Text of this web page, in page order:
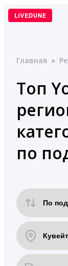
Перейти
Главная ●
Топ
по